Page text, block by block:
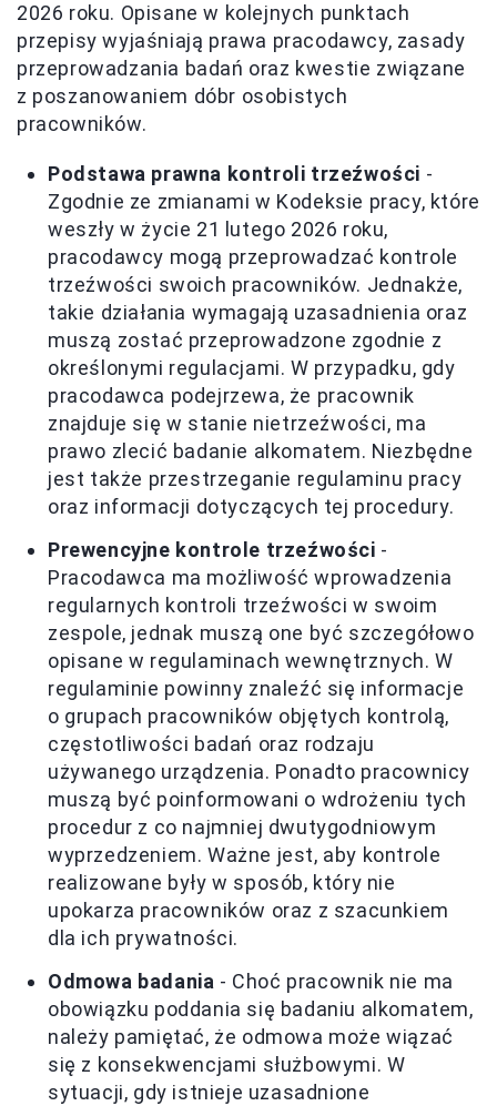
2026 roku. Opisane w kolejnych punktach
przepisy wyjaśniają prawa pracodawcy, zasady
przeprowadzania badań oraz kwestie związane
z poszanowaniem dóbr osobistych
pracowników.
Podstawa prawna kontroli trzeźwości -
Zgodnie ze zmianami w Kodeksie pracy, które
weszły w życie 21 lutego 2026 roku,
pracodawcy mogą przeprowadzać kontrole
trzeźwości swoich pracowników. Jednakże,
takie działania wymagają uzasadnienia oraz
muszą zostać przeprowadzone zgodnie z
określonymi regulacjami. W przypadku, gdy
pracodawca podejrzewa, że pracownik
znajduje się w stanie nietrzeźwości, ma
prawo zlecić badanie alkomatem. Niezbędne
jest także przestrzeganie regulaminu pracy
oraz informacji dotyczących tej procedury.
Prewencyjne kontrole trzeźwości -
Pracodawca ma możliwość wprowadzenia
regularnych kontroli trzeźwości w swoim
zespole, jednak muszą one być szczegółowo
opisane w regulaminach wewnętrznych. W
regulaminie powinny znaleźć się informacje
o grupach pracowników objętych kontrolą,
częstotliwości badań oraz rodzaju
używanego urządzenia. Ponadto pracownicy
muszą być poinformowani o wdrożeniu tych
procedur z co najmniej dwutygodniowym
wyprzedzeniem. Ważne jest, aby kontrole
realizowane były w sposób, który nie
upokarza pracowników oraz z szacunkiem
dla ich prywatności.
Odmowa badania - Choć pracownik nie ma
obowiązku poddania się badaniu alkomatem,
należy pamiętać, że odmowa może wiązać
się z konsekwencjami służbowymi. W
sytuacji, gdy istnieje uzasadnione